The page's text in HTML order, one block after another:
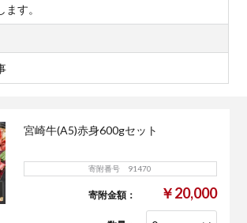
す。
宮崎牛(A5)赤身600gセット
寄附番号 91470
寄附金額： ￥20,000